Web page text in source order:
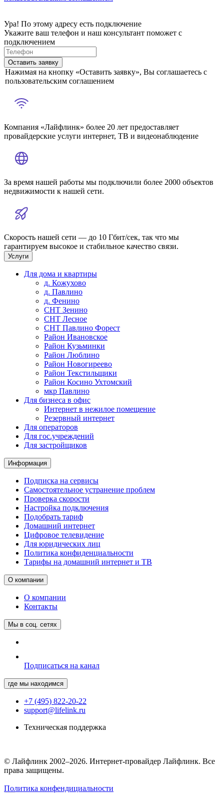
Ура! По этому адресу есть подключение
Укажите ваш телефон и наш консультант поможет с
подключением
Оставить заявку
Нажимая на кнопку «Оставить заявку», Вы соглашаетесь с
пользовательским соглашением
Компания «Лайфлинк» более 20 лет предоставляет
провайдерские услуги интернет, ТВ и видеонаблюдение
За время нашей работы мы подключили более 2000 объектов
недвижимости к нашей сети.
Скорость нашей сети — до 10 Гбит/сек, так что мы
гарантируем высокое и стабильное качество связи.
Услуги
Для дома и квартиры
д. Кожухово
д. Павлино
д. Фенино
СНТ Зенино
СНТ Лесное
СНТ Павлино Форест
Район Ивановское
Район Кузьминки
Район Люблино
Район Новогиреево
Район Текстильщики
Район Косино Ухтомский
мкр Павлино
Для бизнеса в офис
Интернет в нежилое помещение
Резервный интернет
Для операторов
Для гос.учреждений
Для застройщиков
Информация
Подписка на сервисы
Самостоятельное устранение проблем
Проверка скорости
Настройка подключения
Подобрать тариф
Домашний интернет
Цифровое телевидение
Для юридических лиц
Политика конфиденциальности
Тарифы на домашний интернет и ТВ
О компании
О компании
Контакты
Мы в соц. сетях
Подписаться на канал
где мы находимся
+7 (495) 822-20-22
support@lifelink.ru
Техническая поддержка
© Лайфлинк 2002–2026. Интернет-провайдер Лайфлинк. Все
права защищены.
Политика конфендициальности